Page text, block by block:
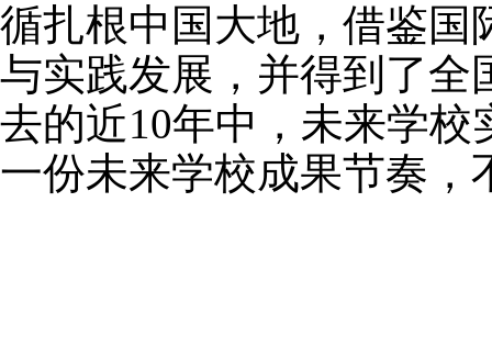
循扎根中国大地，借鉴国
与实践发展，并得到了全
去的近10年中，未来学
一份未来学校成果节奏，